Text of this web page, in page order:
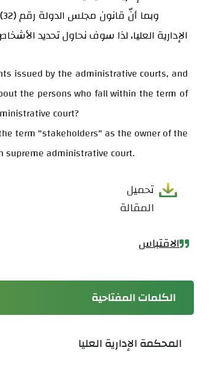
وبما أنّ قانون مجلس الدولة رقم (32
الإدارية العليا، لذا سوف نحاول تحديد
issued by the administrative courts, and
the persons who fall within the term of
court?
term "stakeholders" as the owner of the
supreme administrative court.
تحميل
المقالة
الاقتباس
الكلمات المفتاحية
المحكمة الإدارية العليا